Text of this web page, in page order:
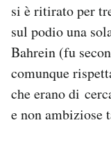
si è ritirato per
sul podio una
Bahrein (fu
comunque
che erano di
e non ambiziose